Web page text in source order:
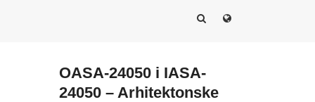
OASA-24050 i IASA-
24050 – Arhitektonske